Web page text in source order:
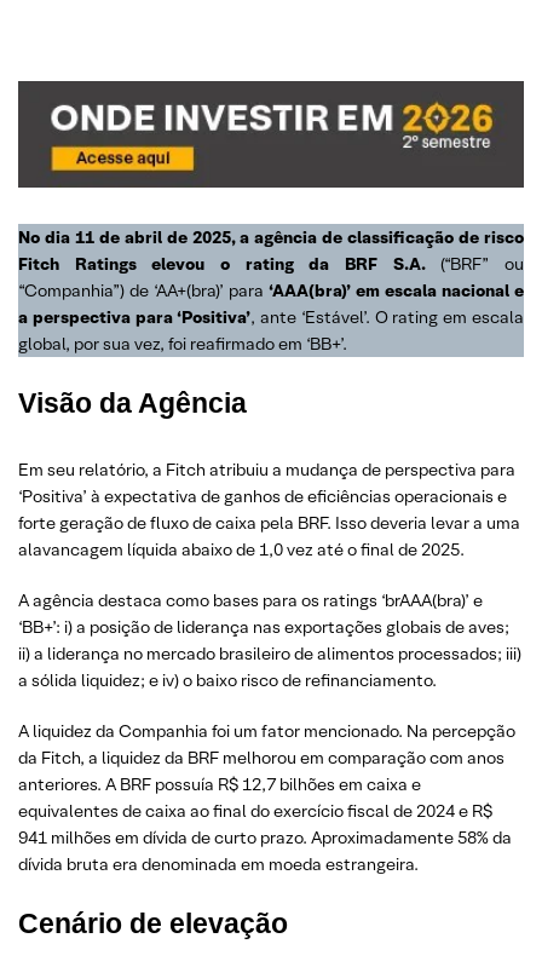
No dia 11 de abril de 2025, a agência de classificação de risco
Fitch Ratings elevou o rating da BRF S.A.(“BRF” ou
“Companhia”) de ‘AA+(bra)’ para ‘AAA(bra)’ em escala nacional e
a perspectiva para ‘Positiva’, ante ‘Estável’. O rating em escala
global, por sua vez, foi reafirmado em ‘BB+’.
Visão da Agência
Em seu relatório, a Fitch atribuiu a mudança de perspectiva para
‘Positiva’ à expectativa de ganhos de eficiências operacionais e
forte geração de fluxo de caixa pela BRF. Isso deveria levar a uma
alavancagem líquida abaixo de 1,0 vez até o final de 2025.
A agência destaca como bases para os ratings ‘brAAA(bra)’ e
‘BB+’: i) a posição de liderança nas exportações globais de aves;
ii) a liderança no mercado brasileiro de alimentos processados; iii)
a sólida liquidez; e iv) o baixo risco de refinanciamento.
A liquidez da Companhia foi um fator mencionado. Na percepção
da Fitch, a liquidez da BRF melhorou em comparação com anos
anteriores. A BRF possuía R$ 12,7 bilhões em caixa e
equivalentes de caixa ao final do exercício fiscal de 2024 e R$
941 milhões em dívida de curto prazo. Aproximadamente 58% da
dívida bruta era denominada em moeda estrangeira.
Cenário de elevação